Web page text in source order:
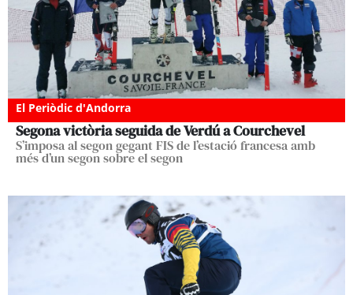
El Periòdic d'Andorra
Segona victòria seguida de Verdú a Courchevel
S’imposa al segon gegant FIS de l’estació francesa amb
més d’un segon sobre el segon